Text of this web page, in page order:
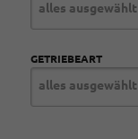
alles ausgewählt
GETRIEBEART
alles ausgewählt